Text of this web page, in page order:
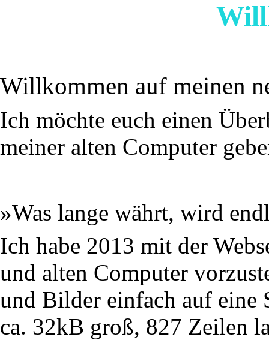
Willkommen auf meinen
Ich möchte euch einen
meiner alten Computer
»Was lange währt, wird
Ich habe 2013 mit der
und alten Computer
und Bilder einfach auf eine
ca. 32kB groß, 827 Zeilen